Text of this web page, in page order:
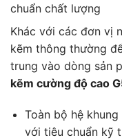
chuẩn chất lượng
Khác với các đơn vị
kẽm thông thường
trung vào dòng sản
kẽm cường độ cao
Toàn bộ hệ
với tiêu chuẩn kỹ